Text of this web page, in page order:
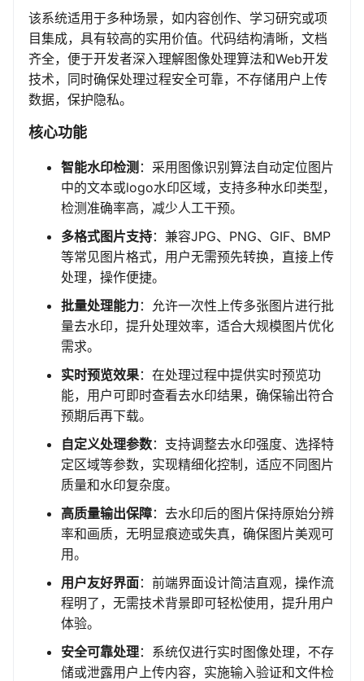
该系统适用于多种场景，如内容创作、学习研究或项
目集成，具有较高的实用价值。代码结构清晰，文档
齐全，便于开发者深入理解图像处理算法和Web开发
技术，同时确保处理过程安全可靠，不存储用户上传
数据，保护隐私。
核心功能
智能水印检测 ：采用图像识别算法自动定位图片
中的文本或logo水印区域，支持多种水印类型，
检测准确率高，减少人工干预。
多格式图片支持：兼容JPG、PNG、GIF、BMP
等常见图片格式，用户无需预先转换，直接上传
处理，操作便捷。
批量处理能力：允许一次性上传多张图片进行批
量去水印，提升处理效率，适合大规模图片优化
需求。
实时预览效果：在处理过程中提供实时预览功
能，用户可即时查看去水印结果，确保输出符合
预期后再下载。
自定义处理参数：支持调整去水印强度、选择特
定区域等参数，实现精细化控制，适应不同图片
质量和水印复杂度。
高质量输出保障：去水印后的图片保持原始分辨
率和画质，无明显痕迹或失真，确保图片美观可
用。
用户友好界面：前端界面设计简洁直观，操作流
程明了，无需技术背景即可轻松使用，提升用户
体验。
安全可靠处理：系统仅进行实时图像处理，不存
储或泄露用户上传内容，实施输入验证和文件检